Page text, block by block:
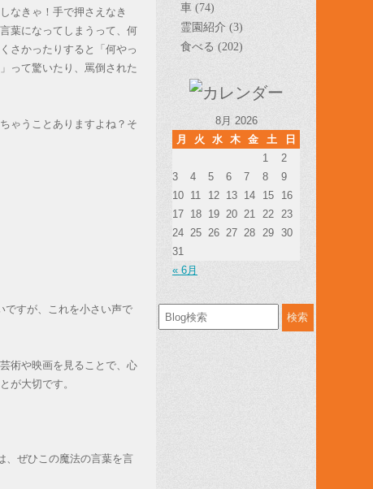
なきゃ！手で押さえなき
葉になってしまうって、何
さかったりすると「何やっ
って驚いたり、罵倒された
ゃうことありますよね？そ
すが、これを小さい声で
術や映画を見ることで、心
が大切です。
ぜひこの魔法の言葉を言
車 (74)
霊園紹介 (3)
食べる (202)
8月 2026
月
火 水 木 金 土 日
« 6月
1
2
3
4 5 6 7 8
9
10 11 12 13 14 15
16
17 18 19 20 21 22 23
24 25 26 27 28 29 30
31